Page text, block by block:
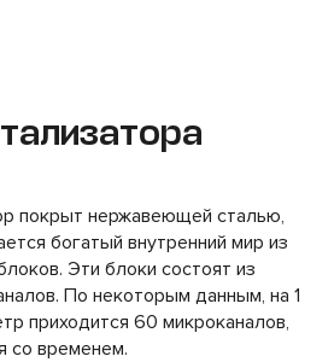
покрыт нержавеющей сталью,
богатый внутренний мир из
Эти блоки состоят из
По некоторым данным, на 1
приходится 60 микроканалов,
со временем.